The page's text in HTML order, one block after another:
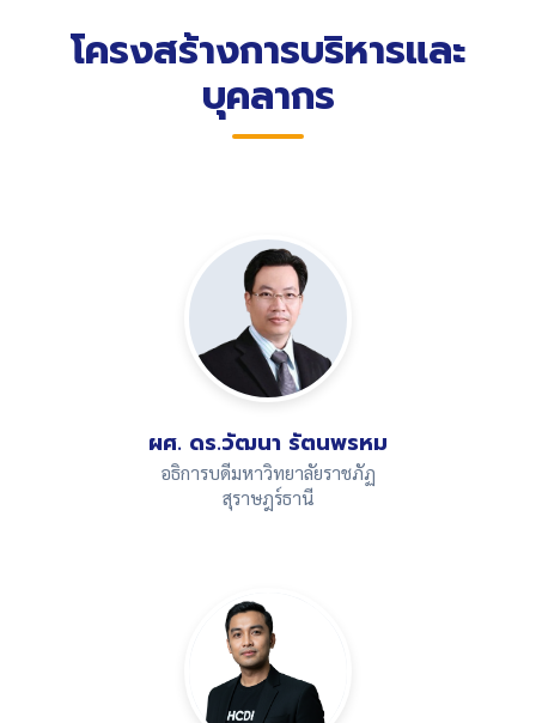
โครงสร้างการบริหารและ
บุคลากร
ผศ. ดร.วัฒนา รัตนพรหม
อธิการบดีมหาวิทยาลัยราชภัฏ
สุราษฎร์ธานี